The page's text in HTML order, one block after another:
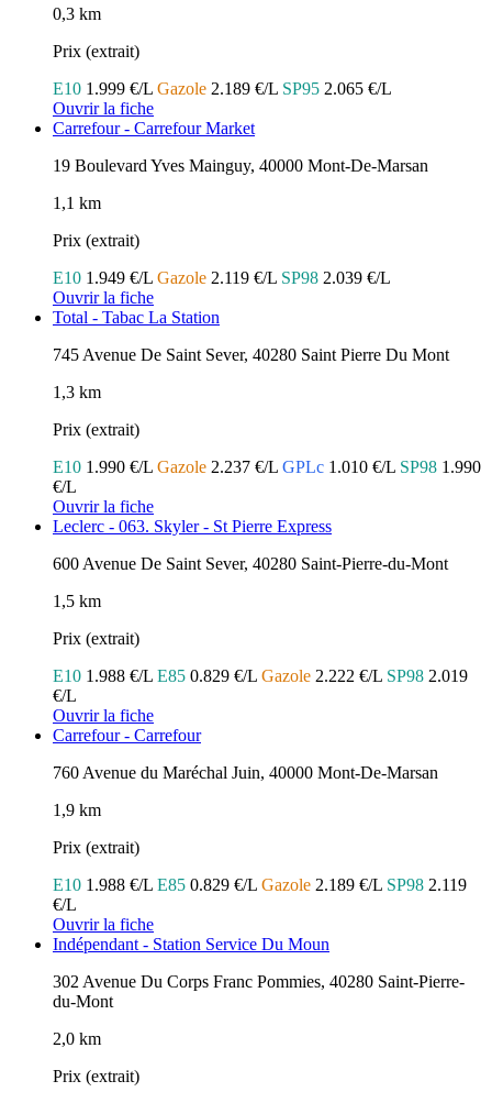
0,3 km
Prix (extrait)
E10 1.999 €/L Gazole 2.189 €/L SP95 2.065 €/L
Ouvrir la fiche
Carrefour - Carrefour Market
19 Boulevard Yves Mainguy, 40000 Mont-De-Marsan
1,1 km
Prix (extrait)
E10 1.949 €/L Gazole 2.119 €/L SP98 2.039 €/L
Ouvrir la fiche
Total - Tabac La Station
745 Avenue De Saint Sever, 40280 Saint Pierre Du Mont
1,3 km
Prix (extrait)
E10 1.990 €/L Gazole 2.237 €/L GPLc 1.010 €/L SP98 1.990
€/L
Ouvrir la fiche
Leclerc - 063. Skyler - St Pierre Express
600 Avenue De Saint Sever, 40280 Saint-Pierre-du-Mont
1,5 km
Prix (extrait)
E10 1.988 €/L E85 0.829 €/L Gazole 2.222 €/L SP98 2.019
€/L
Ouvrir la fiche
Carrefour - Carrefour
760 Avenue du Maréchal Juin, 40000 Mont-De-Marsan
1,9 km
Prix (extrait)
E10 1.988 €/L E85 0.829 €/L Gazole 2.189 €/L SP98 2.119
€/L
Ouvrir la fiche
Indépendant - Station Service Du Moun
302 Avenue Du Corps Franc Pommies, 40280 Saint-Pierre-
du-Mont
2,0 km
Prix (extrait)